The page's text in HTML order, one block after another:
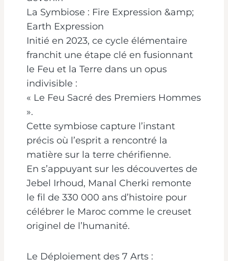
La Symbiose : Fire Expression &amp;
Earth Expression
Initié en 2023, ce cycle élémentaire
franchit une étape clé en fusionnant
le Feu et la Terre dans un opus
indivisible :
« Le Feu Sacré des Premiers Hommes
».
Cette symbiose capture l’instant
précis où l’esprit a rencontré la
matière sur la terre chérifienne.
En s’appuyant sur les découvertes de
Jebel Irhoud, Manal Cherki remonte
le fil de 330 000 ans d’histoire pour
célébrer le Maroc comme le creuset
originel de l’humanité.
Le Déploiement des 7 Arts :